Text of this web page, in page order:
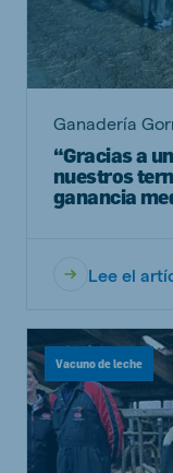
Ganadería
“Gracias a
nuestros
ganancia
Lee el
Vacuno de leche